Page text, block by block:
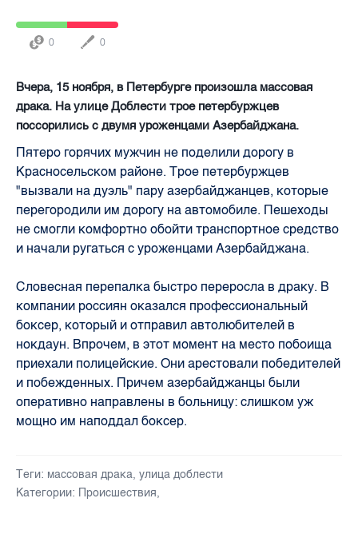
0 0
Вчера, 15 ноября, в Петербурге произошла массовая
драка. На улице Доблести трое петербуржцев
поссорились с двумя уроженцами Азербайджана.
Пятеро горячих мужчин не поделили дорогу в
Красносельском районе. Трое петербуржцев
"вызвали на дуэль" пару азербайджанцев, которые
перегородили им дорогу на автомобиле. Пешеходы
не смогли комфортно обойти транспортное средство
и начали ругаться с уроженцами Азербайджана.
Словесная перепалка быстро переросла в драку. В
компании россиян оказался профессиональный
боксер, который и отправил автолюбителей в
нокдаун. Впрочем, в этот момент на место побоища
приехали полицейские. Они арестовали победителей
и побежденных. Причем азербайджанцы были
оперативно направлены в больницу: слишком уж
мощно им наподдал боксер.
Теги: массовая драка, улица доблести
Категории: Происшествия,